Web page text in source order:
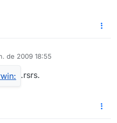
de 2009 18:55
.rsrs.